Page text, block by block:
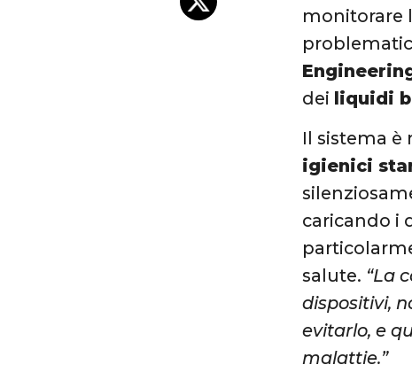
monitorare
dei liquidi
Il sistema è
igienici
caricando i
salute. “La
dispositivi,
evitarlo, e
malattie.”